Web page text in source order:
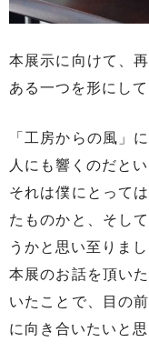
本展示に向けて、
ある一つを形にし
「工房からの風」
人にも響くのだと
それは僕にとって
たものかと、そし
うかと思い至りまし
本展のお話を頂い
いたことで、目の
に向き合いたいと思